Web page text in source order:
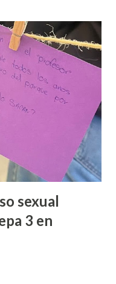
sexual
3 en